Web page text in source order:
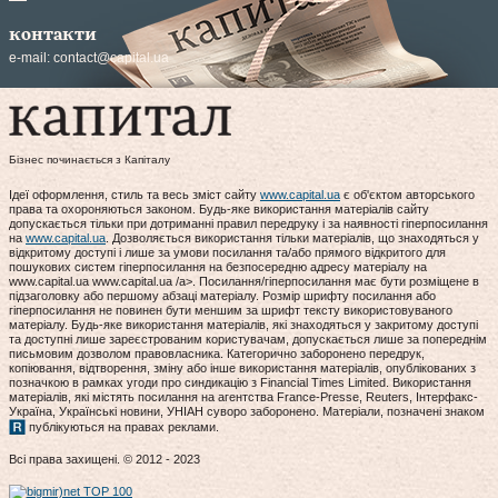
контакти
e-mail: contact@capital.ua
Бізнес починається з Капіталу
Ідеї оформлення, стиль та весь зміст сайту www.capital.ua є об'єктом авторського
права та охороняються законом. Будь-яке використання матеріалів сайту
допускається тільки при дотриманні правил передруку і за наявності гіперпосилання
на www.capital.ua. Дозволяється використання тільки матеріалів, що знаходяться у
відкритому доступі і лише за умови посилання та/або прямого відкритого для
пошукових систем гіперпосилання на безпосередню адресу матеріалу на
www.capital.ua www.capital.ua /a>. Посилання/гіперпосилання має бути розміщене в
підзаголовку або першому абзаці матеріалу. Розмір шрифту посилання або
гіперпосилання не повинен бути меншим за шрифт тексту використовуваного
матеріалу. Будь-яке використання матеріалів, які знаходяться у закритому доступі
та доступні лише зареєстрованим користувачам, допускається лише за попереднім
письмовим дозволом правовласника. Категорично заборонено передрук,
копіювання, відтворення, зміну або інше використання матеріалів, опублікованих з
позначкою в рамках угоди про синдикацію з Financial Times Limited. Використання
матеріалів, які містять посилання на агентства France-Presse, Reuters, Інтерфакс-
Україна, Українські новини, УНІАН суворо заборонено. Матеріали, позначені знаком
публікуються на правах реклами.
Всі права захищені. © 2012 - 2023